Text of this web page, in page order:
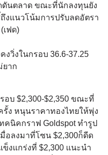
ดันตลาด ขณะที่นักลงทุนยัง
งแนวโน้มการปรับลดอัตรา
เฟด)
งวิ่งในกรอบ 36.6-37.25
ยาก
อบ $2,300-$2,350 ขณะที่
ง หนุนราคาทองไทยให้พุ่ง
คนิคกราฟ Goldspot ทำรูป
มื่อลงมาที่โซน $2,300ก็ดีด
งแกร่งที่ $2,300 แนะนำ